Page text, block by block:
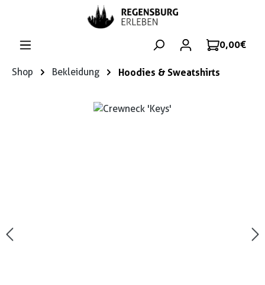
Zum Hauptinhalt springen
0,00 €
Shop Bekleidung Hoodies & Sweatshirts
Bildergalerie überspringen